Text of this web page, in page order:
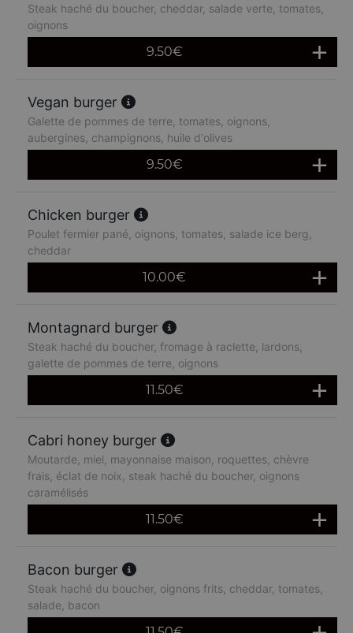
Steak haché du boucher, cheddar, salade verte, tomates,
oignons
9.50€
Vegan burger
Galette de pommes de terre, tomates, oignons,
aubergines, champignons, huile d'olives
9.50€
Chicken burger
Poulet fermier pané, oignons, tomates, salade ice berg,
cheddar
10.00€
Montagnard burger
Steak haché du boucher, fromage à raclette, lardons,
galette de pommes de terre, oignons
11.50€
Cabri honey burger
Moutarde, miel, mayonnaise maison, roquettes, chèvre
frais, éclat de noix, steak haché du boucher, oignons
caramélisés
11.50€
Bacon burger
Steak haché du boucher, oignons frits, cheddar, tomates,
salade, bacon